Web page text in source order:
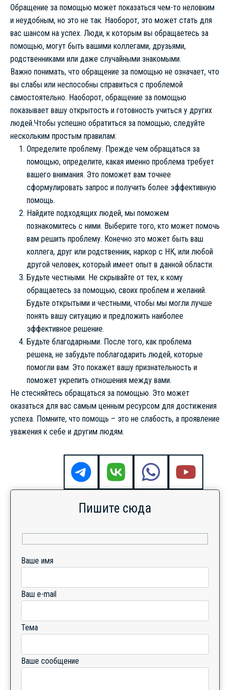
Обращение за помощью может показаться чем-то неловким
и неудобным, но это не так. Наоборот, это может стать для
вас шансом на успех. Люди, к которым вы обращаетесь за
помощью, могут быть вашими коллегами, друзьями,
родственниками или даже случайными знакомыми.
Важно понимать, что обращение за помощью не означает, что
вы слабы или неспособны справиться с проблемой
самостоятельно. Наоборот, обращение за помощью
показывает вашу открытость и готовность учиться у других
людей.Чтобы успешно обратиться за помощью, следуйте
нескольким простым правилам:
Определите проблему. Прежде чем обращаться за
помощью, определите, какая именно проблема требует
вашего внимания. Это поможет вам точнее
сформулировать запрос и получить более эффективную
помощь.
Найдите подходящих людей, мы поможем
познакомитесь с ними. Выберите того, кто может помочь
вам решить проблему. Конечно это может быть ваш
коллега, друг или родственник, наркор с НК, или любой
другой человек, который имеет опыт в данной области.
Будьте честными. Не скрывайте от тех, к кому
обращаетесь за помощью, своих проблем и желаний.
Будьте открытыми и честными, чтобы мы могли лучше
понять вашу ситуацию и предложить наиболее
эффективное решение.
Будьте благодарными. После того, как проблема
решена, не забудьте поблагодарить людей, которые
помогли вам. Это покажет вашу признательность и
поможет укрепить отношения между вами.
Не стесняйтесь обращаться за помощью. Это может
оказаться для вас самым ценным ресурсом для достижения
успеха. Помните, что помощь – это не слабость, а проявление
уважения к себе и другим людям.
Пишите сюда
Ваше имя
Ваш e-mail
Тема
Ваше сообщение